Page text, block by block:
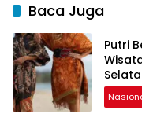
Baca Juga
Putri